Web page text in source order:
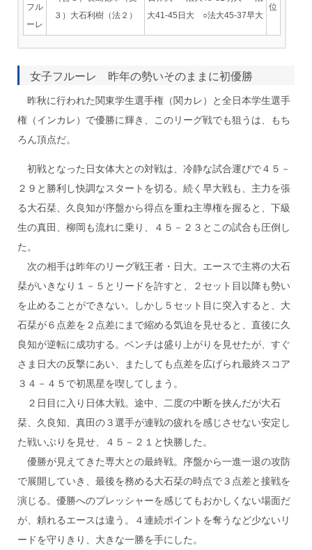
フル
ーレ
３）大石利樹（法２）
大41-45日大 ○法大45-37早大
位
女子フルーレ 昨年の勢いそのままに初優勝
昨秋に行われた関東学生選手権（関カレ）と全日本学生選手
権（インカレ）で優勝に輝き、このリーグ戦でも狙うは、もち
ろん頂点だ。
初戦となった日女体大との対戦は、冷静な試合運びで４５－
２９と勝利し快調なスタートを切る。続く早大戦も、主力を張
る大石栞、久良知が序盤から得点を重ね主導権を握ると、下級
生の真田、柳岡も流れに乗り、４５－２３とこの試合も圧倒し
た。
次の相手は昨年のリーグ戦王者・日大。エースで主将の大石
栞がいきなり１－５とリードを許すと、２セット目以降も勢い
を止めることができない。しかし５セット目に突入すると、大
石栞が６点差を２点差にまで縮める気迫を見せると、直後に久
良知が逆転に成功する。ベンチは盛り上がりを見せたが、すぐ
さま日大の反撃にあい、またしても点差を広げられ最終スコア
３４－４５で初黒星を喫してしまう。
２日目に入り日体大戦。途中、二度の中断を挟んだが大石
栞、久良知、真田の３選手が連戦の疲れを感じさせない安定し
た戦いぶりを見せ、４５－２１と快勝した。
優勝が見えてきた専大との最終戦。序盤から一進一退の攻防
で展開していき、最後を務める大石栞の時点で３点差と接戦を
演じる。優勝へのプレッシャーを感じてもおかしくない場面だ
が、頼れるエースは違う。４連続ポイントを奪うなど少ないリ
ードを守りきり、大きな一勝を手にした。